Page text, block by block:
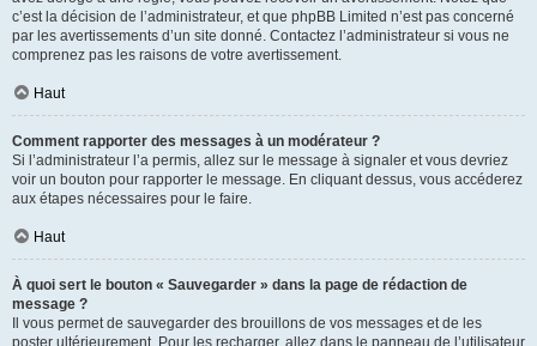
c’est la décision de l’administrateur, et que phpBB Limited n’est pas concerné
par les avertissements d’un site donné. Contactez l’administrateur si vous ne
comprenez pas les raisons de votre avertissement.
Haut
Comment rapporter des messages à un modérateur ?
Si l’administrateur l’a permis, allez sur le message à signaler et vous devriez
voir un bouton pour rapporter le message. En cliquant dessus, vous accéderez
aux étapes nécessaires pour le faire.
Haut
À quoi sert le bouton « Sauvegarder » dans la page de rédaction de
message ?
Il vous permet de sauvegarder des brouillons de vos messages et de les
poster ultérieurement. Pour les recharger, allez dans le panneau de l’utilisateur